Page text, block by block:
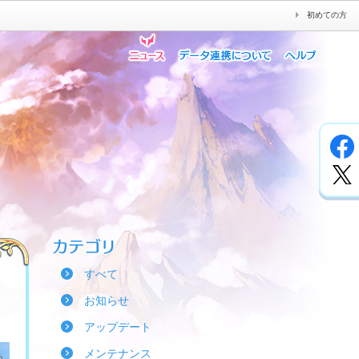
初めての方
すべて
お知らせ
アップデート
メンテナンス